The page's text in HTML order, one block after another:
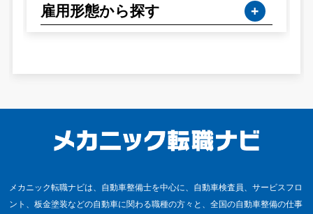
雇用形態から探す
メカニック転職ナビは、自動車整備士を中心に、自動車検査員、サービスフロ
ント、板金塗装などの自動車に関わる職種の方々と、全国の自動車整備の仕事